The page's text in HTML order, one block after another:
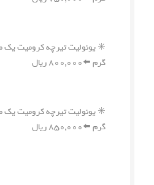
گرم ⬅️۸۰۰,۰۰۰ ریال
گرم ⬅️۸۵۰,۰۰۰ ریال